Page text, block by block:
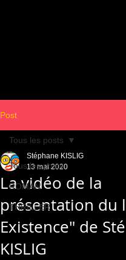
Post
Tous les posts
ROMAN
THRILLER
Tous les posts
La vidéo de la
présentation du
Existence" de
KISLIG
Stéphane KISLIG
13 mai 2020